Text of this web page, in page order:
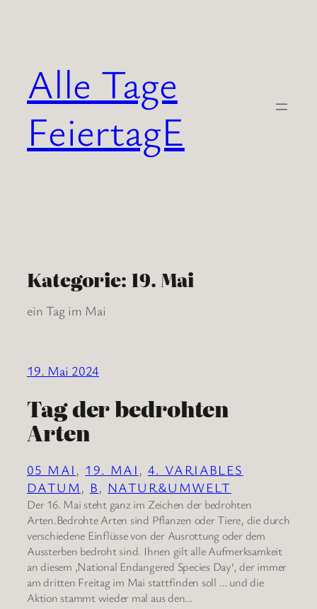
Alle Tage
FeiertagE
Kategorie: 19. Mai
ein Tag im Mai
19. Mai 2024
Tag der bedrohten
Arten
05 MAI , 19. MAI , 4. VARIABLES
DATUM , B, NATUR&UMWELT
Der 16. Mai steht ganz im Zeichen der bedrohten
Arten.Bedrohte Arten sind Pflanzen oder Tiere, die durch
verschiedene Einflüsse von der Ausrottung oder dem
Aussterben bedroht sind. Ihnen gilt alle Aufmerksamkeit
an diesem ‚National Endangered Species Day‘, der immer
am dritten Freitag im Mai stattfinden soll … und die
Aktion stammt wieder mal aus den…